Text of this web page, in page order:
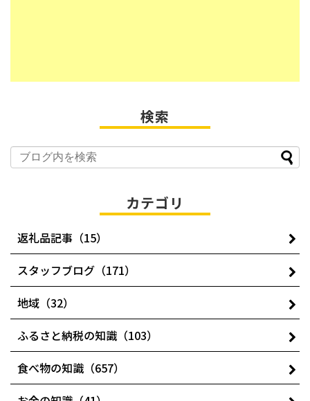
検索
カテゴリ
返礼品記事（15）
スタッフブログ（171）
地域（32）
ふるさと納税の知識（103）
食べ物の知識（657）